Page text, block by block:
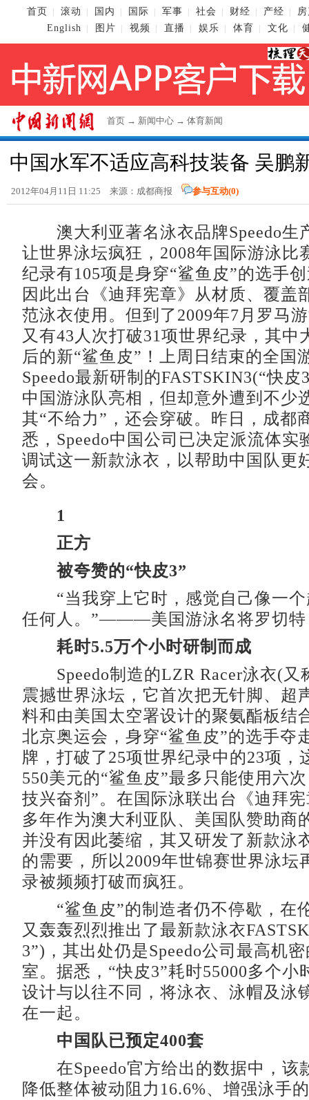
首页 滚动 国内 国际 军事 社会 财经 产经
English
图片 视频 直播 娱乐 体育 文化
首页 → 新闻中心 → 体育新闻
中国水军不适应高科技装备 吴鹏
2012年04月11日 11:25 来源：成都商报 参与互动(0)
澳大利亚著名泳衣品牌Speedo生
让世界泳坛疯狂，2008年国际游泳比
纪录有105项是身穿“鲨鱼皮”的选手
因此出台《迪拜宪章》从材质、覆盖
范泳衣使用。但到了2009年7月罗马
又有43人次打破31项世界纪录，其中
后的新“鲨鱼皮”！上周日结束的全国
Speedo最新研制的FASTSKIN3(“快皮
中国游泳队亮相，但却意外遭到不少
其“不给力”，还会穿破。昨日，成都
悉，Speedo中国公司已决定派流体实
调试这一新款泳衣，以帮助中国队更
会。
1
正方
被夸赞的“快皮3”
“当我穿上它时，感觉自己像一个
任何人。”———美国游泳名将罗切特
耗时5.5万个小时研制而成
Speedo制造的LZR Racer泳衣(又
震撼世界泳坛，它首次把无针脚、超
料和由美国太空署设计的聚氨酯板结
北京奥运会，身穿“鲨鱼皮”的选手夺
牌，打破了25项世界纪录中的23项，
550美元的“鲨鱼皮”最多只能使用六
技兴奋剂”。在国际泳联出台《迪拜
多年作为澳大利亚队、美国队赞助商
并没有因此萎缩，其又研发了新款泳
的需要，所以2009年世锦赛世界泳坛
录被频频打破而疯狂。
“鲨鱼皮”的制造者仍不停歇，在
又轰轰烈烈推出了最新款泳衣
3”)，其出处仍是Speedo公司最高机
室。据悉，“快皮3”耗时55000多个小
设计与以往不同，将泳衣、泳帽及泳
在一起。
中国队已预定400套
在Speedo官方给出的数据中，该
降低整体被动阻力16.6%、增强泳手